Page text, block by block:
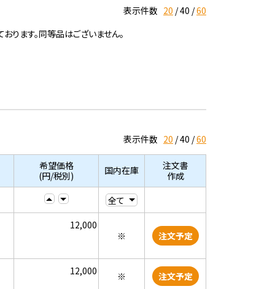
表示件数 20 40 60
ます。同等品はございません。
表示件数 20 40 60
希望価格
(円/税別)
国内在庫
注文書
作成
12,000
※
注文予定
12,000 ※ 注文予定